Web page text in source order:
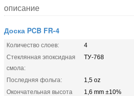
описание
Доска PCB FR-4
Количество слоев:
4
Стеклянная эпоксидная
смола:
ТУ-768
Последняя фольга:
1,5 oz
Окончательная высота
1,6 mm ±10%